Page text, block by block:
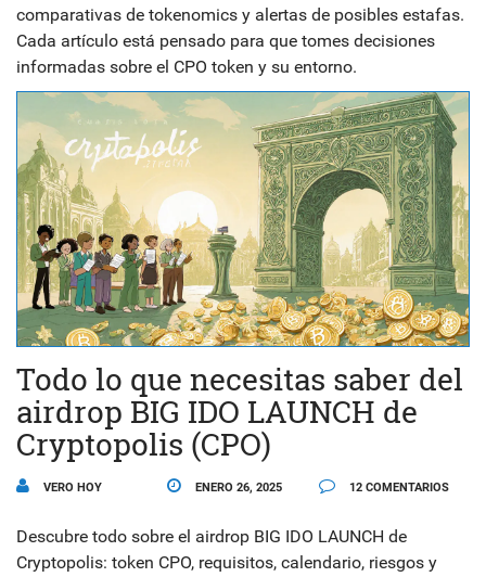
comparativas de tokenomics y alertas de posibles estafas.
Cada artículo está pensado para que tomes decisiones
informadas sobre el CPO token y su entorno.
Todo lo que necesitas saber del
airdrop BIG IDO LAUNCH de
Cryptopolis (CPO)
VERO HOY ENERO 26, 2025 12 COMENTARIOS
Descubre todo sobre el airdrop BIG IDO LAUNCH de
Cryptopolis: token CPO, requisitos, calendario, riesgos y